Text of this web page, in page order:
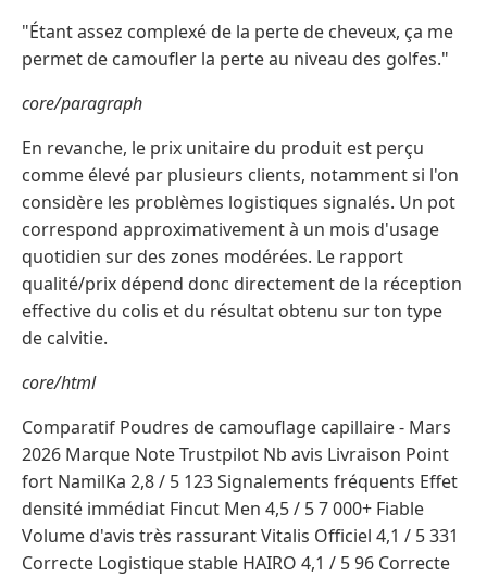
"Étant assez complexé de la perte de cheveux, ça me
permet de camoufler la perte au niveau des golfes."
core/paragraph
En revanche, le prix unitaire du produit est perçu
comme élevé par plusieurs clients, notamment si l'on
considère les problèmes logistiques signalés. Un pot
correspond approximativement à un mois d'usage
quotidien sur des zones modérées. Le rapport
qualité/prix dépend donc directement de la réception
effective du colis et du résultat obtenu sur ton type
de calvitie.
core/html
Comparatif Poudres de camouflage capillaire - Mars
2026 Marque Note Trustpilot Nb avis Livraison Point
fort NamilKa 2,8 / 5 123 Signalements fréquents Effet
densité immédiat Fincut Men 4,5 / 5 7 000+ Fiable
Volume d'avis très rassurant Vitalis Officiel 4,1 / 5 331
Correcte Logistique stable HAIRO 4,1 / 5 96 Correcte